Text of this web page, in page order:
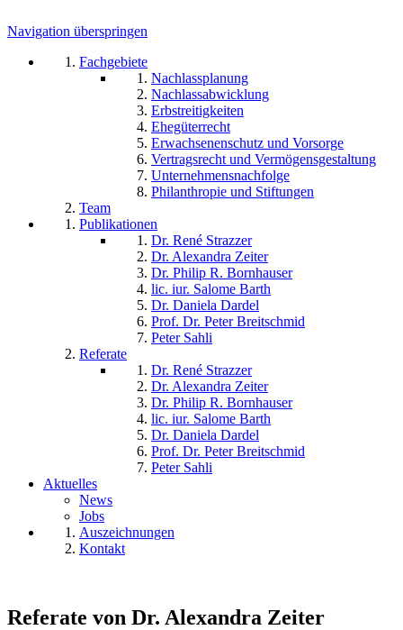
Navigation überspringen
Fachgebiete
Nachlassplanung
Nachlassabwicklung
Erbstreitigkeiten
Ehegüterrecht
Erwachsenenschutz und Vorsorge
Vertragsrecht und Vermögensgestaltung
Unternehmensnachfolge
Philanthropie und Stiftungen
Team
Publikationen
Dr. René Strazzer
Dr. Alexandra Zeiter
Dr. Philip R. Bornhauser
lic. iur. Salome Barth
Dr. Daniela Dardel
Prof. Dr. Peter Breitschmid
Peter Sahli
Referate
Dr. René Strazzer
Dr. Alexandra Zeiter
Dr. Philip R. Bornhauser
lic. iur. Salome Barth
Dr. Daniela Dardel
Prof. Dr. Peter Breitschmid
Peter Sahli
Aktuelles
News
Jobs
Auszeichnungen
Kontakt
Referate von Dr. Alexandra Zeiter